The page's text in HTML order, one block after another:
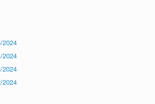
2024
2024
2024
2024